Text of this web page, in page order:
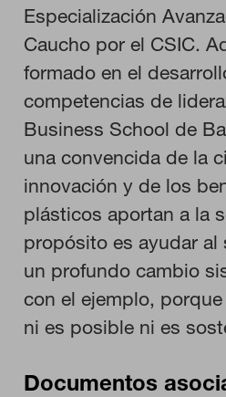
Especialización
Caucho por el CSIC.
formado en el
competencias de
Business School de
una convencida de la
innovación y de los
plásticos aportan a la
propósito es ayudar al
un profundo cambio
con el ejemplo,
ni es posible ni es
Documentos
por lo tanto, es anónima.
GUARDAR
Puedes volver a configurar tus cookies
de cookies" al pie de la página. También
política de cookies